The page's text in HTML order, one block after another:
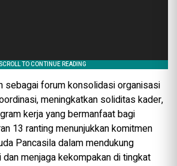
sebagai forum konsolidasi organisasi
meningkatkan soliditas kader,
kerja yang bermanfaat bagi
13 ranting menunjukkan komitmen
Pancasila dalam mendukung
menjaga kekompakan di tingkat